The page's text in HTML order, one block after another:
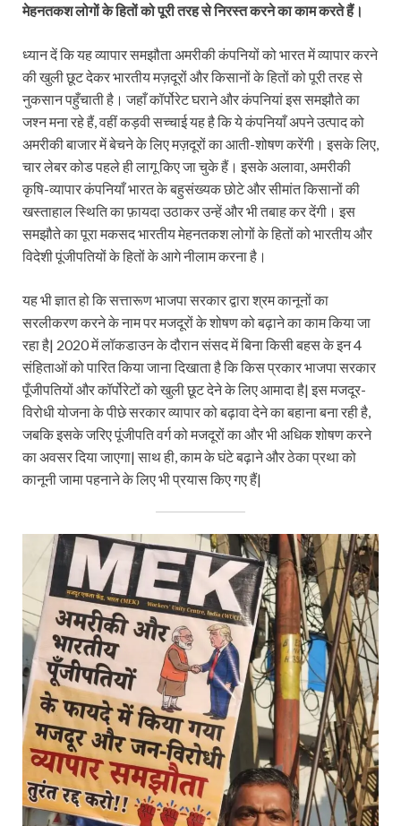
मेहनतकश लोगों के हितों को पूरी तरह से निरस्त करने का काम करते हैं।
ध्यान दें कि यह व्यापार समझौता अमरीकी कंपनियों को भारत में व्यापार करने
की खुली छूट देकर भारतीय मज़दूरों और किसानों के हितों को पूरी तरह से
नुकसान पहुँचाती है। जहाँ कॉर्पोरेट घराने और कंपनियां इस समझौते का
जश्न मना रहे हैं, वहीं कड़वी सच्चाई यह है कि ये कंपनियाँ अपने उत्पाद को
अमरीकी बाजार में बेचने के लिए मज़दूरों का आती-शोषण करेंगी। इसके लिए,
चार लेबर कोड पहले ही लागू किए जा चुके हैं। इसके अलावा, अमरीकी
कृषि-व्यापार कंपनियाँ भारत के बहुसंख्यक छोटे और सीमांत किसानों की
खस्ताहाल स्थिति का फ़ायदा उठाकर उन्हें और भी तबाह कर देंगी। इस
समझौते का पूरा मकसद भारतीय मेहनतकश लोगों के हितों को भारतीय और
विदेशी पूंजीपतियों के हितों के आगे नीलाम करना है।
यह भी ज्ञात हो कि सत्तारूण भाजपा सरकार द्वारा श्रम कानूनों का
सरलीकरण करने के नाम पर मजदूरों के शोषण को बढ़ाने का काम किया जा
रहा है| 2020 में लॉकडाउन के दौरान संसद में बिना किसी बहस के इन 4
संहिताओं को पारित किया जाना दिखाता है कि किस प्रकार भाजपा सरकार
पूँजीपतियों और कॉर्पोरेटों को खुली छूट देने के लिए आमादा है| इस मजदूर-
विरोधी योजना के पीछे सरकार व्यापार को बढ़ावा देने का बहाना बना रही है,
जबकि इसके जरिए पूंजीपति वर्ग को मजदूरों का और भी अधिक शोषण करने
का अवसर दिया जाएगा| साथ ही, काम के घंटे बढ़ाने और ठेका प्रथा को
कानूनी जामा पहनाने के लिए भी प्रयास किए गए हैं|